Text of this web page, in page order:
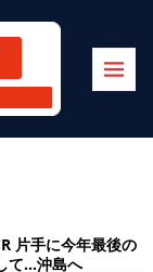
片手に今年最後の
て…沖島へ